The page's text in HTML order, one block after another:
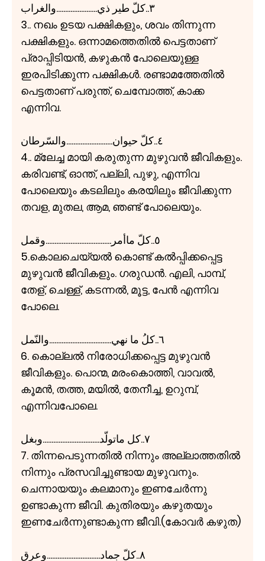
٣..كلّ طير ذي.......................والغراب
3.. നഖം ഉടയ പക്ഷികളും, ശവം തിന്നുന്ന
പക്ഷികളും. ഒന്നാമത്തെതിൽ പെട്ടതാണ്
പ്രാപ്പിടിയൻ, കഴുകൻ പോലെയുള്ള
ഇരപിടിക്കുന്ന പക്ഷികൾ. രണ്ടാമത്തേതിൽ
പെട്ടതാണ് പരുന്ത്, ചെമ്പോത്ത്, കാക്ക
എന്നിവ.
٤..كلّ حيوان..........................والسّرطان
4.. മ്ലേച്ച മായി കരുതുന്ന മുഴുവൻ ജീവികളും.
കരിവണ്ട്, ഓന്ത്, പല്ലി, പുഴു, എന്നിവ
പോലെയും കടലിലും കരയിലും ജീവിക്കുന്ന
തവള, മുതല, ആമ, ഞണ്ട് പോലെയും.
٥..كلّ ماأمر.....................................وقمل
5.കൊലചെയ്യൽ കൊണ്ട് കൽപ്പിക്കപ്പെട്ട
മുഴുവൻ ജീവികളും. ഗരുഡൻ. എലി, പാമ്പ്,
തേള്, ചെള്ള്, കടന്നൽ, മൂട്ട, പേൻ എന്നിവ
പോലെ.
٦..كلُ ما نهي...................................والنّمل
6. കൊല്ലൽ നിരോധിക്കപ്പെട്ട മുഴുവൻ
ജീവികളും. പൊന്മ, മരംകൊത്തി, വാവൽ,
കൂമൻ, തത്ത, മയിൽ, തേനീച്ച, ഉറുമ്പ്,
എന്നിവപോലെ.
٧..كل ماتولّد................................وبغل
7. തിന്നപെടുന്നതിൽ നിന്നും അല്ലാത്തതിൽ
നിന്നും പ്രസവിച്ചുണ്ടായ മുഴുവനും.
ചെന്നായയും കലമാനും ഇണചേർന്നു
ഉണ്ടാകുന്ന ജീവി. കുതിരയും കഴുതയും
ഇണചേർന്നുണ്ടാകുന്ന ജീവി.(കോവർ കഴുത)
٨..كلّ جماد..............................وعرق